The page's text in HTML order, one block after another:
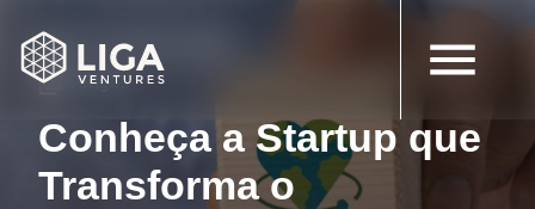
19 de junho de 2024
Artigos
Conheça a Startup que
Transforma o